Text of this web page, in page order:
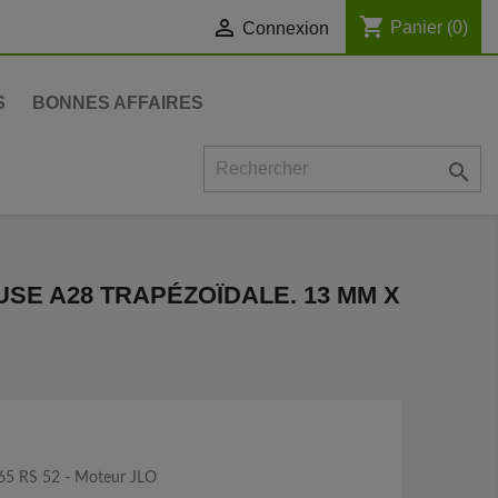
 Connexion shopping_cart Panier (0)
BONNES AFFAIRES

A28 TRAPÉZOÏDALE. 13 MM X
RS 52 - Moteur JLO